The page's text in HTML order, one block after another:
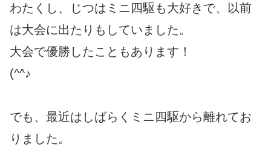
わたくし、じつはミニ四駆も大好きで、以前
は大会に出たりもしていました。
大会で優勝したこともあります！
(^^♪
でも、最近はしばらくミニ四駆から離れてお
りました。